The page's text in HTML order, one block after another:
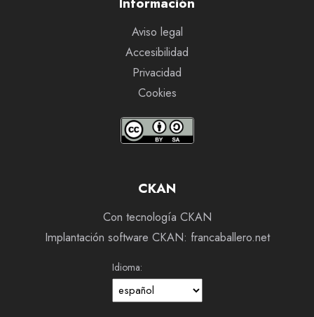
Aviso legal
Accesibilidad
Privacidad
Cookies
CKAN
Con tecnología CKAN
Implantación software CKAN: francaballero.net
Idioma